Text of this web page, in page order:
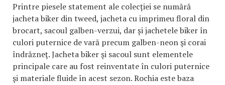
Printre piesele statement ale colecției se numără
jacheta biker din tweed, jacheta cu imprimeu floral din
brocart, sacoul galben-verzui, dar și jachetele biker în
culori puternice de vară precum galben-neon şi corai
îndrăzneţ. Jacheta biker şi sacoul sunt elementele
principale care au fost reinventate în culori puternice
şi materiale fluide în acest sezon. Rochia este baza